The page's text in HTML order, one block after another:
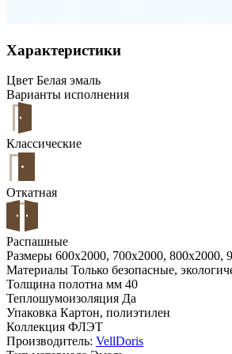
Характеристики
Цвет Белая эмаль
Варианты исполнения
Классические
Откатная
Распашные
Размеры 600x2000, 700x2000, 800x2000,
Материалы Только безопасные,
Толщина полотна мм 40
Теплошумоизоляция Да
Упаковка Картон, полиэтилен
Коллекция ФЛЭТ
Производитель: VellDoris